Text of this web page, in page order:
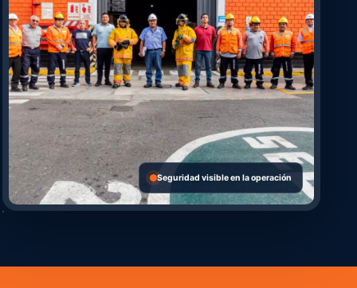
Seguridad visible en la operación